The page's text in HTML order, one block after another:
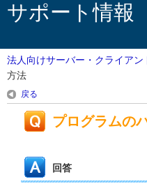
サポート情報
法人向けサーバー・クライア
方法
戻る
プログラムの
回答